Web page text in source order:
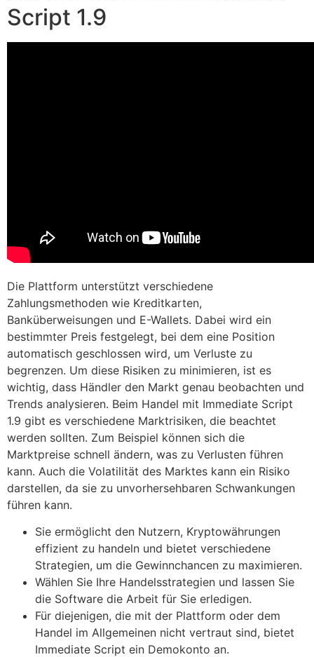
Script 1.9
Die Plattform unterstützt verschiedene
Zahlungsmethoden wie Kreditkarten,
Banküberweisungen und E-Wallets. Dabei wird ein
bestimmter Preis festgelegt, bei dem eine Position
automatisch geschlossen wird, um Verluste zu
begrenzen. Um diese Risiken zu minimieren, ist es
wichtig, dass Händler den Markt genau beobachten und
Trends analysieren. Beim Handel mit Immediate Script
1.9 gibt es verschiedene Marktrisiken, die beachtet
werden sollten. Zum Beispiel können sich die
Marktpreise schnell ändern, was zu Verlusten führen
kann. Auch die Volatilität des Marktes kann ein Risiko
darstellen, da sie zu unvorhersehbaren Schwankungen
führen kann.
Sie ermöglicht den Nutzern, Kryptowährungen
effizient zu handeln und bietet verschiedene
Strategien, um die Gewinnchancen zu maximieren.
Wählen Sie Ihre Handelsstrategien und lassen Sie
die Software die Arbeit für Sie erledigen.
Für diejenigen, die mit der Plattform oder dem
Handel im Allgemeinen nicht vertraut sind, bietet
Immediate Script ein Demokonto an.